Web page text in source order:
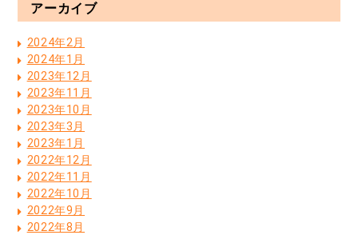
アーカイブ
2024年2月
2024年1月
2023年12月
2023年11月
2023年10月
2023年3月
2023年1月
2022年12月
2022年11月
2022年10月
2022年9月
2022年8月